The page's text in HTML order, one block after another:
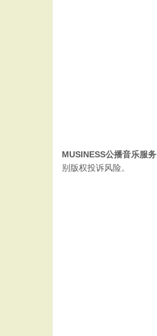
MUSINESS公播音乐服务
别版权投诉风险。